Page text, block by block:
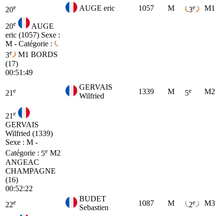
20e AUGE eric 1057 M 3e M1
20e
AUGE
eric (1057) Sexe :
M - Catégorie :
3e M1 BORDS
(17)
00:51:49
21 e
GERVAIS
Wilfried
1339 M 5e M2
21 e
GERVAIS
Wilfried (1339)
Sexe : M -
Catégorie : 5e M2
ANGEAC
CHAMPAGNE
(16)
00:52:22
22e
BUDET
Sebastien
1087 M 2e M3